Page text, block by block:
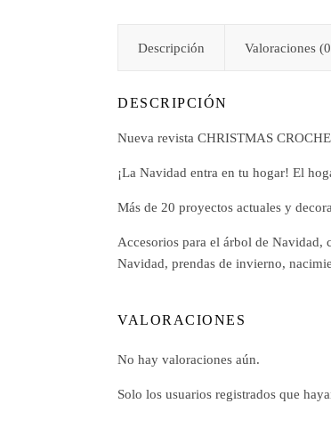
Descripción Valoraciones
DESCRIPCIÓN
Nueva revista CHRISTMAS
¡La Navidad entra en tu hogar! El
Más de 20 proyectos actuales y
Accesorios para el árbol de Navidad,
Navidad, prendas de invierno,
VALORACIONES
No hay valoraciones aún.
Solo los usuarios registrados que